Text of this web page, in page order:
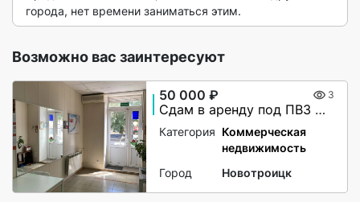
города, нет времени заниматься этим.
Возможно вас заинтересуют
50 000 ₽ 3
Сдам в аренду под ПВЗ маркетплейсов
Категория Коммерческая
недвижимость
Город
Новотроицк